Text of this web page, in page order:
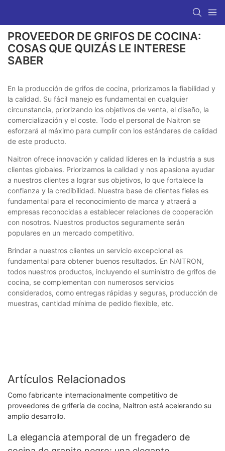
PROVEEDOR DE GRIFOS DE COCINA:
COSAS QUE QUIZÁS LE INTERESE
SABER
En la producción de grifos de cocina, priorizamos la fiabilidad y
la calidad. Su fácil manejo es fundamental en cualquier
circunstancia, priorizando los objetivos de venta, el diseño, la
comercialización y el coste. Todo el personal de Naitron se
esforzará al máximo para cumplir con los estándares de calidad
de este producto.
Naitron ofrece innovación y calidad líderes en la industria a sus
clientes globales. Priorizamos la calidad y nos apasiona ayudar
a nuestros clientes a lograr sus objetivos, lo que fortalece la
confianza y la credibilidad. Nuestra base de clientes fieles es
fundamental para el reconocimiento de marca y atraerá a
empresas reconocidas a establecer relaciones de cooperación
con nosotros. Nuestros productos seguramente serán
populares en un mercado competitivo.
Brindar a nuestros clientes un servicio excepcional es
fundamental para obtener buenos resultados. En NAITRON,
todos nuestros productos, incluyendo el suministro de grifos de
cocina, se complementan con numerosos servicios
considerados, como entregas rápidas y seguras, producción de
muestras, cantidad mínima de pedido flexible, etc.
Artículos Relacionados
Como fabricante internacionalmente competitivo de
proveedores de grifería de cocina, Naitron está acelerando su
amplio desarrollo.
La elegancia atemporal de un fregadero de